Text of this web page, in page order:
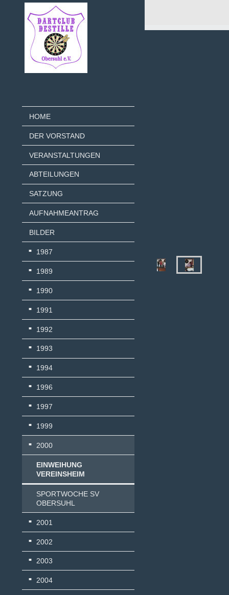
HOME
DER VORSTAND
VERANSTALTUNGEN
ABTEILUNGEN
SATZUNG
AUFNAHMEANTRAG
BILDER
1987
1989
1990
1991
1992
1993
1994
1996
1997
1999
2000
EINWEIHUNG
VEREINSHEIM
SPORTWOCHE SV
OBERSUHL
2001
2002
2003
2004